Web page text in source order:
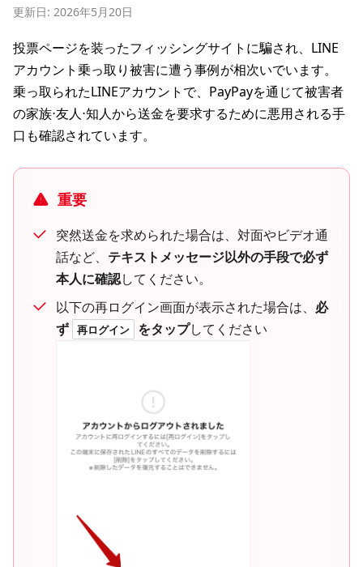
更新日: 2026年5月20日
投票ページを装ったフィッシングサイトに騙され、LINE
アカウント乗っ取り被害に遭う事例が相次いでいます。
乗っ取られたLINEアカウントで、PayPayを通じて被害者
の家族⋅友人⋅知人から送金を要求するために悪用される手
口も確認されています。
重要
突然送金を求められた場合は、対面やビデオ通
話など、 テキストメッセージ以外の手段で必ず
本人に確認してください。
以下の再ログイン画面が表示された場合は、 必
ず 再ログイン をタップしてください